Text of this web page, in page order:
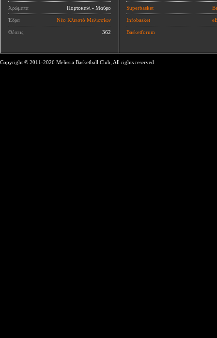
Χρώματα Πορτοκαλί - Μαύρο
Έδρα Νέο Κλειστό Μελισσίων
Θέσεις 362
Superbasket
Infobasket
Basketforum
Copyright © 2011-2026 Melissia Basketball Club, All rights reserved